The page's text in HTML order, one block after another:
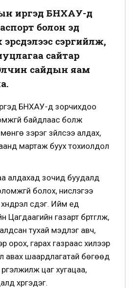
иргэд БНХАУ-д
болон эд
эрсдэлээс сэргийлж,
сайтар
сайдын яам
БНХАУ-д зорчихдоо
байдлаас болж
зэрэг зүйлсээ алдах,
мартаж буух тохиолдол
алдахад зочид буудалд
болох, нислэгээ
үүсдэг. Ийм үед
Цагдаагийн газарт бүртгүүлж,
тухай мэдүүлэг авч,
орох, гарах газраас хилээр
авах шаардлагатай бөгөөд
цаг хугацаа,
хүргэдэг.